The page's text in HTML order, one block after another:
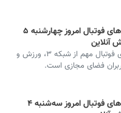
آنلاین
ساعت پخش زنده دیدارهای فوتبال مهم از شبکه ۳، ورزش و
فضای مجازی است.